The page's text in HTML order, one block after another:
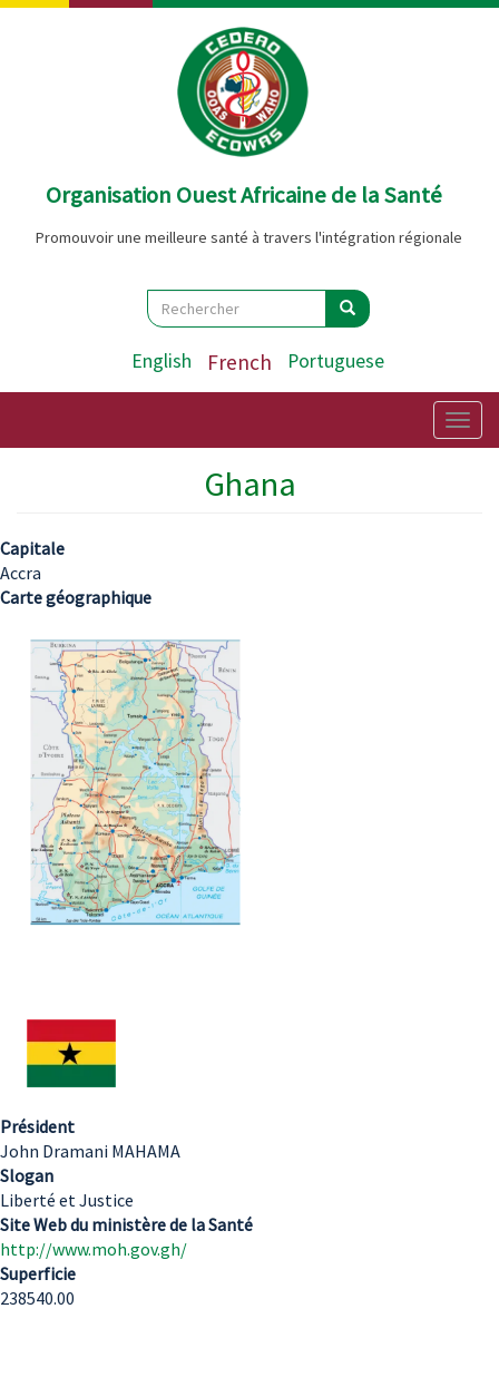
Aller
Organisation Ouest Africaine de la Santé
Promouvoir une meilleure santé à travers l'intégration régionale
Search
Rechercher Rechercher
English French Portuguese
Ghana
Capitale
Accra
Carte géographique
Image
Président
John Dramani MAHAMA
Slogan
Liberté et Justice
Site Web du ministère de la Santé
http://www.moh.gov.gh/
Superficie
238540.00